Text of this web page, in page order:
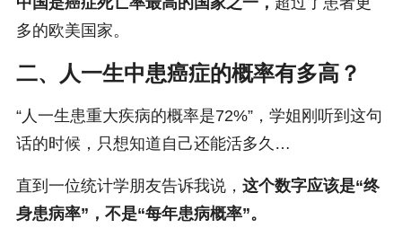
多的欧美国家。
二、人一生中患癌症的概率有多高？
“人一生患重大疾病的概率是72%”，学姐刚听到这句
话的时候，只想知道自己还能活多久…
直到一位统计学朋友告诉我说， 这个数字应该是“终
身患病率”，不是“每年患病概率”。